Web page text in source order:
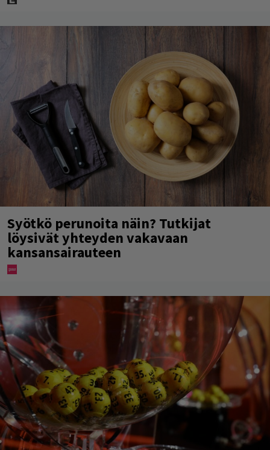
Syötkö perunoita näin? Tutkijat
löysivät yhteyden vakavaan
kansansairauteen